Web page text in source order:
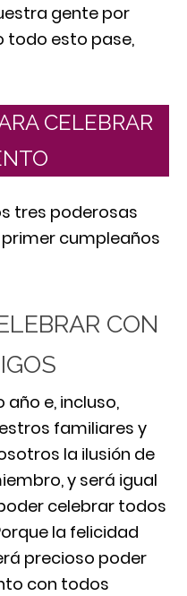
gente por
todo esto pase,
CELEBRAR
tres poderosas
cumpleaños
CON
e, incluso,
familiares y
la ilusión de
y será igual
celebrar todos
la felicidad
precioso poder
con todos